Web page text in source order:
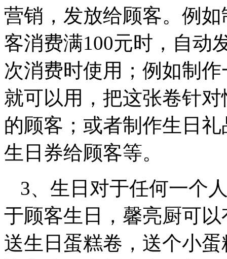
营销，发放给顾客。例
客消费满100元时，自动
次消费时使用；例如制
就可以用，把这张卷针
的顾客；或者制作生日
生日券给顾客等。
3、生日对于任何一个
于顾客生日，馨亮厨可
送生日蛋糕卷，送个小